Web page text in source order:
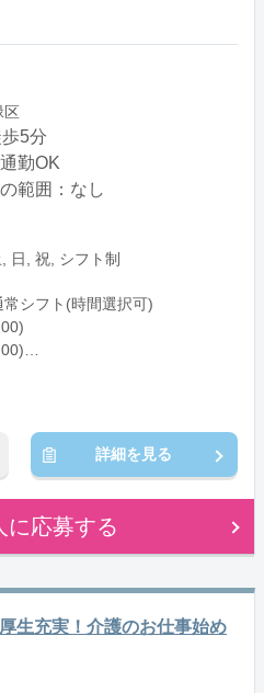
区
5分
勤OK
範囲：なし
日, 祝, シフト制
シフト(時間選択可)
詳細を見る
に応募する
生充実！介護のお仕事始め